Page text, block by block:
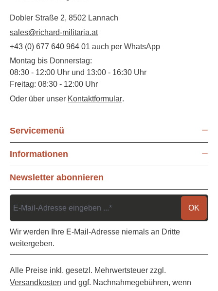
Dobler Straße 2, 8502 Lannach
sales@richard-militaria.at
+43 (0) 677 640 964 01 auch per WhatsApp
Montag bis Donnerstag:
08:30 - 12:00 Uhr und 13:00 - 16:30 Uhr
Freitag: 08:30 - 12:00 Uhr
Oder über unser Kontaktformular.
Servicemenü
Informationen
Newsletter abonnieren
OK
Wir werden Ihre E-Mail-Adresse niemals an Dritte
weitergeben.
Alle Preise inkl. gesetzl. Mehrwertsteuer zzgl.
Versandkosten und ggf. Nachnahmegebühren, wenn